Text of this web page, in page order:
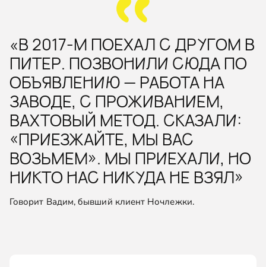
Говорит Вадим, бывший клиент Ночлежки.
«В 2017-М ПОЕХАЛ С ДРУГОМ В
ПИТЕР. ПОЗВОНИЛИ СЮДА ПО
ОБЪЯВЛЕНИЮ — РАБОТА НА
ЗАВОДЕ, С ПРОЖИВАНИЕМ,
ВАХТОВЫЙ МЕТОД. СКАЗАЛИ:
«ПРИЕЗЖАЙТЕ, МЫ ВАС
ВОЗЬМЕМ». МЫ ПРИЕХАЛИ, НО
НИКТО НАС НИКУДА НЕ ВЗЯЛ»